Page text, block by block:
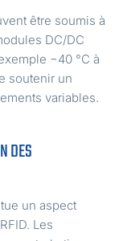
être soumis à
DC/DC
−40 °C à
soutenir un
variables.
DES
un aspect
Les